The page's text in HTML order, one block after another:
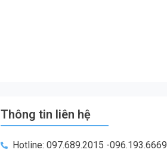
Thông tin liên hệ
Hotline: 097.689.2015 -096.193.6669